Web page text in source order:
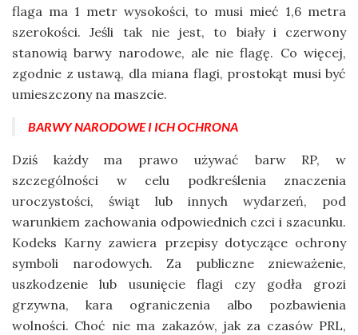
flaga ma 1 metr wysokości, to musi mieć 1,6 metra
szerokości. Jeśli tak nie jest, to biały i czerwony
stanowią barwy narodowe, ale nie flagę. Co więcej,
zgodnie z ustawą, dla miana flagi, prostokąt musi być
umieszczony na maszcie.
BARWY NARODOWE I ICH OCHRONA
Dziś każdy ma prawo używać barw RP, w
szczególności w celu podkreślenia znaczenia
uroczystości, świąt lub innych wydarzeń, pod
warunkiem zachowania odpowiednich czci i szacunku.
Kodeks Karny zawiera przepisy dotyczące ochrony
symboli narodowych. Za publiczne znieważenie,
uszkodzenie lub usunięcie flagi czy godła grozi
grzywna, kara ograniczenia albo pozbawienia
wolności. Choć nie ma zakazów, jak za czasów PRL,